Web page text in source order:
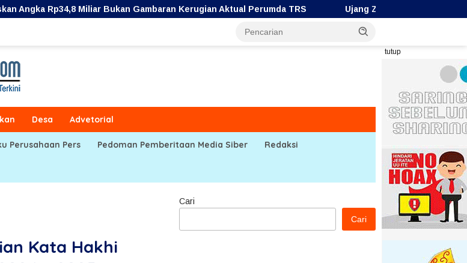
Bukan Gambaran Kerugian Aktual Perumda TRS Ujang Zakaria: HUT ke-67 Bengkulu Utara Jadi
tutup
Desa Advetorial
Perusahaan Pers Pedoman Pemberitaan Media Siber Redaksi
Kata Hakhi
Cari
Cari